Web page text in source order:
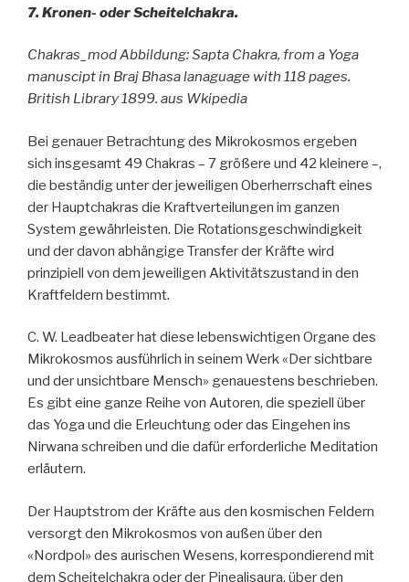
7. Kronen- oder Scheitelchakra.
Chakras_mod Abbildung: Sapta Chakra, from a Yoga
manuscipt in Braj Bhasa lanaguage with 118 pages.
British Library 1899. aus Wkipedia
Bei genauer Betrachtung des Mikrokosmos ergeben
sich insgesamt 49 Chakras – 7 größere und 42 kleinere –,
die beständig unter der jeweiligen Oberherrschaft eines
der Hauptchakras die Kraftverteilungen im ganzen
System gewährleisten. Die Rotationsgeschwindigkeit
und der davon abhängige Transfer der Kräfte wird
prinzipiell von dem jeweiligen Aktivitätszustand in den
Kraftfeldern bestimmt.
C. W. Leadbeater hat diese lebenswichtigen Organe des
Mikrokosmos ausführlich in seinem Werk «Der sichtbare
und der unsichtbare Mensch» genauestens beschrieben.
Es gibt eine ganze Reihe von Autoren, die speziell über
das Yoga und die Erleuchtung oder das Eingehen ins
Nirwana schreiben und die dafür erforderliche Meditation
erläutern.
Der Hauptstrom der Kräfte aus den kosmischen Feldern
versorgt den Mikrokosmos von außen über den
«Nordpol» des aurischen Wesens, korrespondierend mit
dem Scheitelchakra oder der Pinealisaura, über den